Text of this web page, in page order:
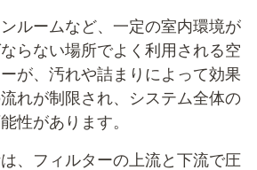
ルームなど、一定の室内環境が
らない場所でよく利用される空
が、汚れや詰まりによって効果
れが制限され、システム全体の
性があります。
、フィルターの上流と下流で圧